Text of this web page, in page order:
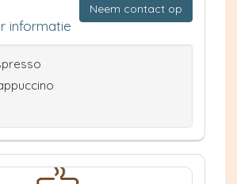
Neem contact op
informatie